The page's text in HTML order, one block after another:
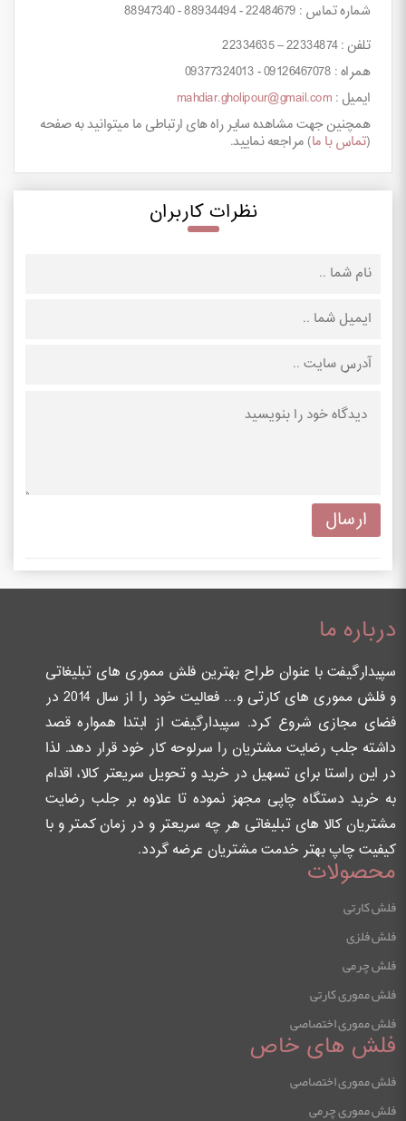
شماره تماس : 22484679 - 88934494 - 88947340
تلفن : 22334874 – 22334635
همراه : 09126467078 - 09377324013
ایمیل : mahdiar.gholipour@gmail.com
همچنین جهت مشاهده سایر راه های ارتباطی ما میتوانید به صفحه
(تماس با ما) مراجعه نمایید.
نظرات کاربران
درباره ما
سپیدارگیفت با عنوان طراح بهترین فلش مموری های تبلیغاتی
و فلش مموری های کارتی و… فعالیت خود را از سال 2014 در
فضای مجازی شروع کرد. سپیدارگیفت از ابتدا همواره قصد
داشته جلب رضایت مشتریان را سرلوحه کار خود قرار دهد. لذا
در این راستا برای تسهیل در خرید و تحویل سریعتر کالا، اقدام
به خرید دستگاه چاپی مجهز نموده تا علاوه بر جلب رضایت
مشتریان کالا های تبلیغاتی هر چه سریعتر و در زمان کمتر و با
کیفیت چاپ بهتر خدمت مشتریان عرضه گردد.
محصولات
فلش کارتی
فلش فلزی
فلش چرمی
فلش مموری کارتی
فلش مموری اختصاصی
فلش های خاص
فلش مموری اختصاصی
فلش مموری چرمی